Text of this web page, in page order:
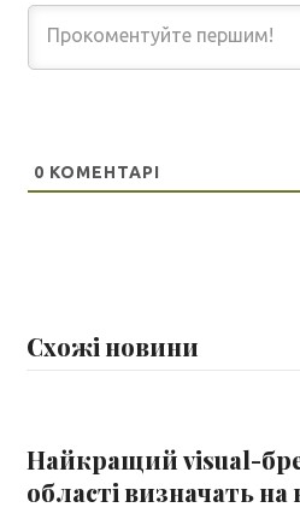
0 КОМЕНТАРІ
Схожі новини
Найкращий visual-
області визначать на